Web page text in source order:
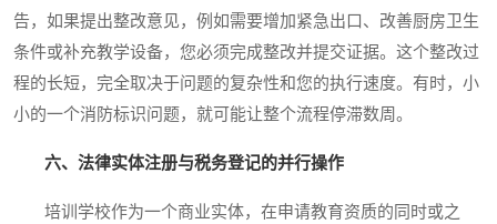
告，如果提出整改意见，例如需要增加紧急出口、改善厨房卫生
条件或补充教学设备，您必须完成整改并提交证据。这个整改过
程的长短，完全取决于问题的复杂性和您的执行速度。有时，小
小的一个消防标识问题，就可能让整个流程停滞数周。
六、法律实体注册与税务登记的并行操作
培训学校作为一个商业实体，在申请教育资质的同时或之